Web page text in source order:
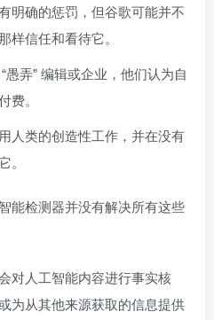
明确的惩罚，但谷歌可能并不
样信任和看待它。
愚弄” 编辑或企业，他们认为自
费。
人类的创造性工作，并在没有
。
能检测器并没有解决所有这些
对人工智能内容进行事实核
为从其他来源获取的信息提供